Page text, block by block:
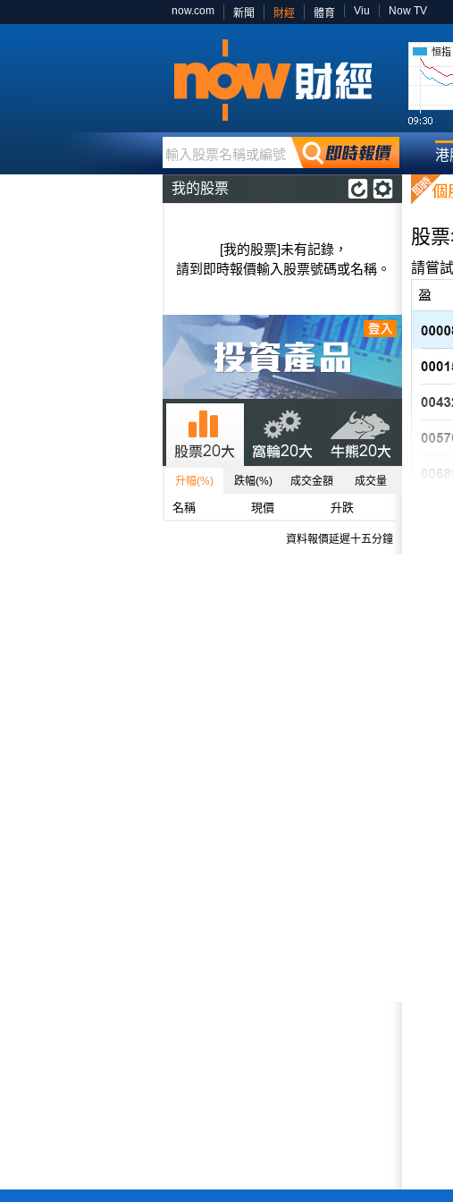
now.com 新聞 財經 體育 Viu Now TV
恒指
輸入股票名稱或編號 港
我的股票
[我的股票]未有記錄，
請到即時報價輸入股票號碼或名稱。
升幅(%) 跌幅(%) 成交金額 成交量
名稱 現價 升跌
資料報價延遲十五分鐘
股
請嘗